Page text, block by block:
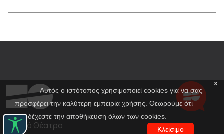
x
Αυτός ο ιστότοπος χρησιμοποιεί cookies για να σας
προσφέρει την καλύτερη εμπειρία χρήσης. Θεωρούμε ότι
αποδέχεστε την αποθήκευση όλων των cookies.
Κλείσιμο
Εθνικό Θέατρο